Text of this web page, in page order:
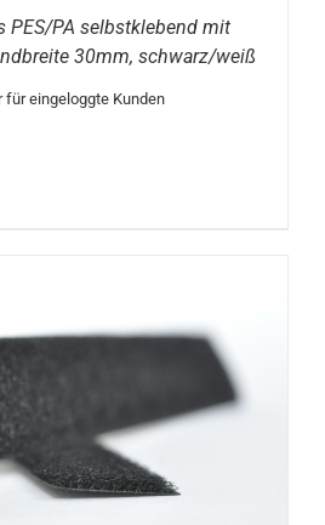
PES/PA selbstklebend mit
30mm, schwarz/weiß
für eingeloggte Kunden